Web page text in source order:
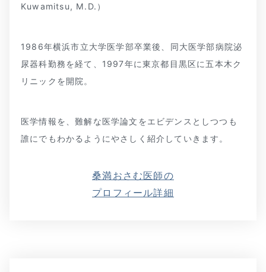
Kuwamitsu, M.D.）
1986年横浜市立大学医学部卒業後、同大医学部病院泌
尿器科勤務を経て、1997年に東京都目黒区に五本木ク
リニックを開院。
医学情報を、難解な医学論文をエビデンスとしつつも
誰にでもわかるようにやさしく紹介していきます。
桑満おさむ医師の
プロフィール詳細